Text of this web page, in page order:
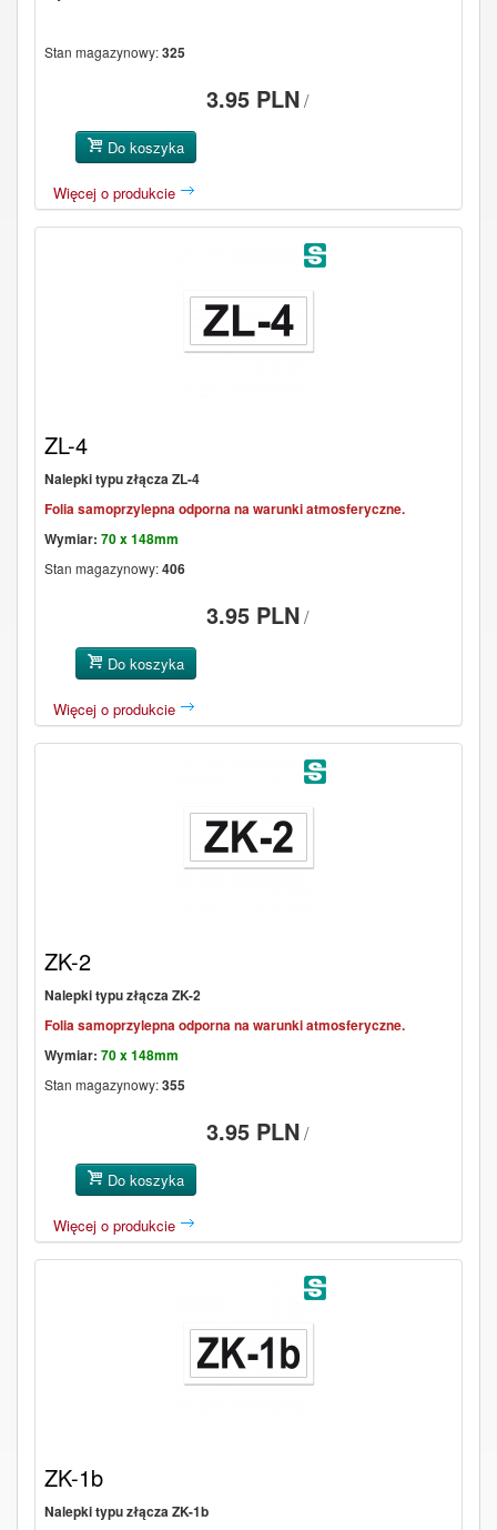
Stan magazynowy:325
3.95 PLN/
Do koszyka
Więcej o produkcie
ZL-4
Nalepki typu złącza ZL-4
Folia samoprzylepna odporna na warunki atmosferyczne.
Wymiar:70 x 148mm
Stan magazynowy:406
3.95 PLN/
Do koszyka
Więcej o produkcie
ZK-2
Nalepki typu złącza ZK-2
Folia samoprzylepna odporna na warunki atmosferyczne.
Wymiar:70 x 148mm
Stan magazynowy:355
3.95 PLN/
Do koszyka
Więcej o produkcie
ZK-1b
Nalepki typu złącza ZK-1b